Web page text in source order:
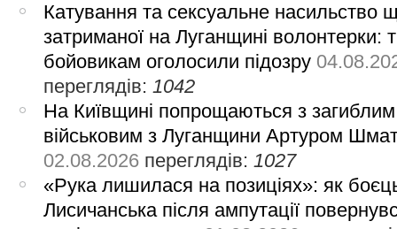
Катування та сексуальне насильство
затриманої на Луганщині волонтерки:
бойовикам оголосили підозру
переглядів:1042
На Київщині попрощаються з загиблим
військовим з Луганщини Артуром
02.08.2026 переглядів:1027
«Рука лишилася на позиціях»: як
Лисичанська після ампутації